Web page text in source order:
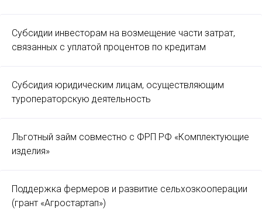
Субсидии инвесторам на возмещение части затрат,
связанных с уплатой процентов по кредитам
Субсидия юридическим лицам, осуществляющим
туроператорскую деятельность
Льготный займ совместно с ФРП РФ «Комплектующие
изделия»
Поддержка фермеров и развитие сельхозкооперации
(грант «Агростартап»)